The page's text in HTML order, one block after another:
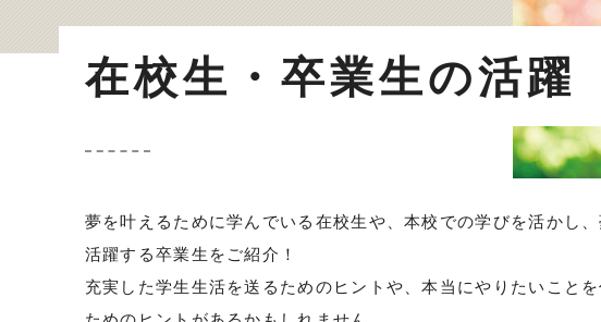
在校生・卒業生の活躍
夢を叶えるために学んでいる在校生や、本校での学びを活かし
活躍する卒業生をご紹介！
充実した学生生活を送るためのヒントや、本当にやりたいこと